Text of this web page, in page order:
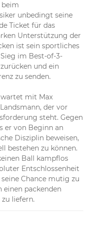
unbedingt seine
Ticket für das
Unterstützung der
ist sein sportliches
im Best-of-3-
und ein
zu senden.
wartet mit Max
der vor
steht. Gegen
er von Beginn an
Disziplin beweisen,
bestehen zu können.
Ball kampflos
Entschlossenheit
Chance mutig zu
einen packenden
liefern.